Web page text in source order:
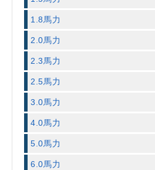
1.8馬力
2.0馬力
2.3馬力
2.5馬力
3.0馬力
4.0馬力
5.0馬力
6.0馬力